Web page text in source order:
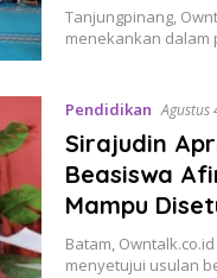
Tanjungpinang,
menekankan dalam
Pendidikan Agustus
Sirajudin
Beasiswa
Mampu
Batam,
menyetujui usulan